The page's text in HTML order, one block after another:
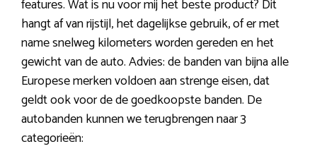
features. Wat is nu voor mij het beste product? Dit
hangt af van rijstijl, het dagelijkse gebruik, of er met
name snelweg kilometers worden gereden en het
gewicht van de auto. Advies: de banden van bijna alle
Europese merken voldoen aan strenge eisen, dat
geldt ook voor de de goedkoopste banden. De
autobanden kunnen we terugbrengen naar 3
categorieën: